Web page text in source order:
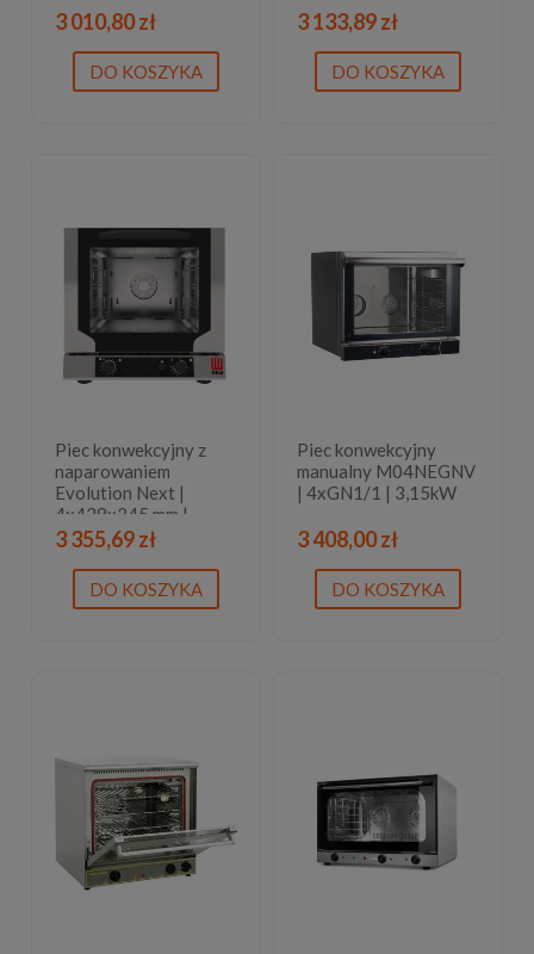
590x665x540 mm | 3
lata gwarancji
3 010,80 zł
DO KOSZYKA
sterowany
elektromechanicznie |
2,6 kW |
590x709x(H)589 mm
3 133,89 zł
DO KOSZYKA
Piec konwekcyjny z
naparowaniem
Evolution Next |
4x429x345 mm |
sterowany
elektromechanicznie |
3,1 kW |
590x709x(H)589 mm
3 355,69 zł
DO KOSZYKA
Piec konwekcyjny
manualny M04NEGNV
| 4xGN1/1 | 3,15kW
3 408,00 zł
DO KOSZYKA